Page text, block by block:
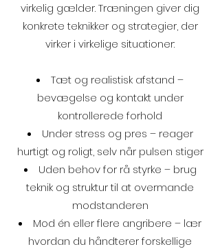
virkelig gælder. Træningen giver dig
konkrete teknikker og strategier, der
virker i virkelige situationer:
Tæt og realistisk afstand –
bevægelse og kontakt under
kontrollerede forhold
Under stress og pres – reager
hurtigt og roligt, selv når pulsen stiger
Uden behov for rå styrke – brug
teknik og struktur til at overmande
modstanderen
Mod én eller flere angribere – lær
hvordan du håndterer forskellige